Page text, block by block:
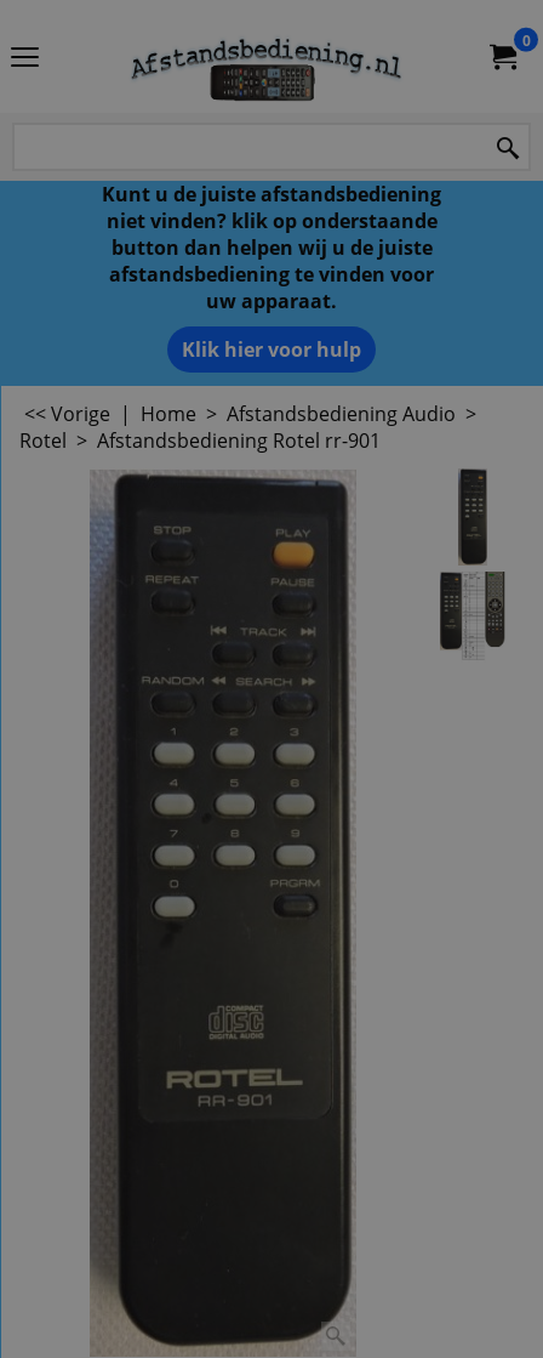
0
Kunt u de juiste afstandsbediening
niet vinden? klik op onderstaande
button dan helpen wij u de juiste
afstandsbediening te vinden voor
uw apparaat.
Klik hier voor hulp
<< Vorige | Home > Afstandsbediening Audio >
Rotel > Afstandsbediening Rotel rr-901